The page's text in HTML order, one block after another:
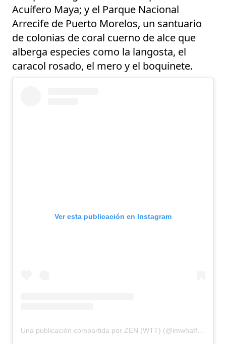
Acuífero Maya; y el Parque Nacional
Arrecife de Puerto Morelos, un santuario
de colonias de coral cuerno de alce que
alberga especies como la langosta, el
caracol rosado, el mero y el boquinete.
Ver esta publicación en Instagram